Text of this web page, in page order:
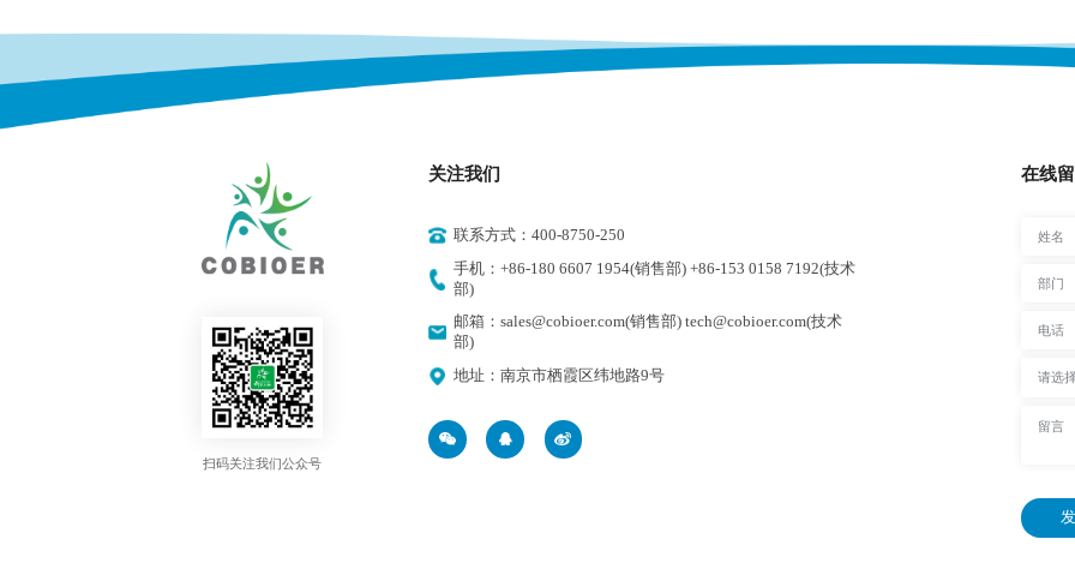
扫码关注我们公众号
关注我们
联系方式：400-8750-250
手机：+86-180 6607 1954(销售部) +86-153 0158 7192(技术
部)
邮箱：sales@cobioer.com(销售部) tech@cobioer.com(技术
部)
地址：南京市栖霞区纬地路9号
在线